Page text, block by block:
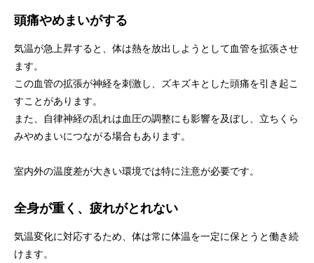
頭痛やめまいがする
気温が急上昇すると、体は熱を放出しようとして血管を拡張させ
ます。
この血管の拡張が神経を刺激し、ズキズキとした頭痛を引き起こ
すことがあります。
また、自律神経の乱れは血圧の調整にも影響を及ぼし、立ちくら
みやめまいにつながる場合もあります。
室内外の温度差が大きい環境では特に注意が必要です。
全身が重く、疲れがとれない
気温変化に対応するため、体は常に体温を一定に保とうと働き続
けます。